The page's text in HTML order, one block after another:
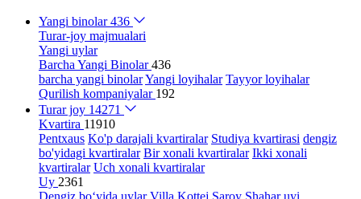
Yangi binolar436
Turar-joy majmualari
Yangi uylar
Barcha Yangi Binolar436
barcha yangi binolarYangi loyihalar Tayyor loyihalar
Qurilish kompaniyalar 192
Turar joy 14271
Kvartira 11910
Pentxaus Ko'p darajali kvartiralar Studiya kvartirasi dengiz
bo'yidagi kvartiralar Bir xonali kvartiralar Ikki xonali
kvartiralar Uch xonali kvartiralar
Uy 2361
Dengiz bo‘yida uylar Villa Kottej Saroy Shahar uyi